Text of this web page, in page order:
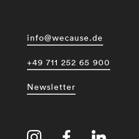
info@wecause.de
+49 711 252 65 900
Newsletter